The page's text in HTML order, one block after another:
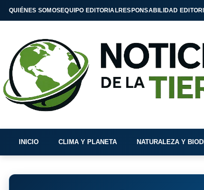
QUIÉNES SOMOSEQUIPO EDITORIALRESPONSABILIDAD
INICIO CLIMA Y PLANETA NATURALEZA Y